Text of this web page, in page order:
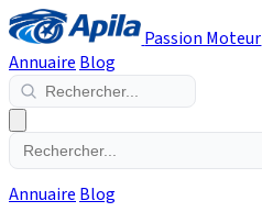
Passion Moteur
Annuaire Blog
Annuaire Blog